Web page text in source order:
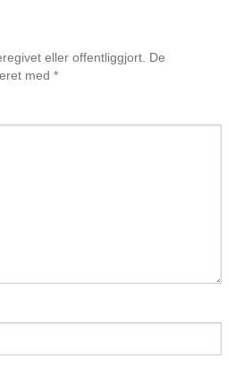
eller offentliggjort. De
med *